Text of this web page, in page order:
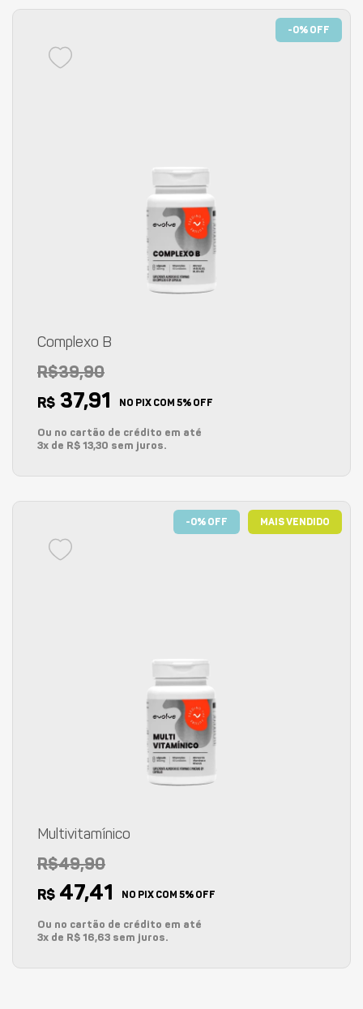
-0% OFF
Complexo B
R$39,90
R$ 37,91 NO PIX COM 5% OFF
Ou no cartão de crédito em até
3x de R$ 13,30 sem juros.
-0% OFF MAIS VENDIDO
Multivitamínico
R$49,90
R$ 47,41 NO PIX COM 5% OFF
Ou no cartão de crédito em até
3x de R$ 16,63 sem juros.